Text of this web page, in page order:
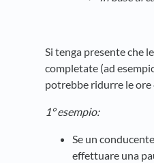
Si tenga presente che
completate (ad
potrebbe ridurre le
1° esempio:
Se un
effettuare una